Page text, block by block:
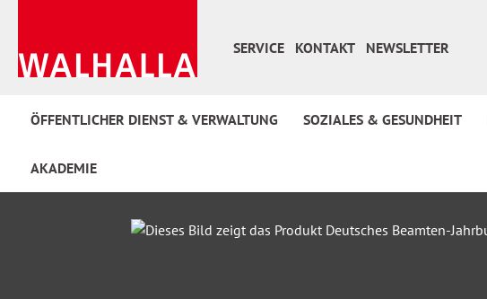
SERVICE
KONTAKT NEWSLETTER
ÖFFENTLICHER DIENST & VERWALTUNG SOZIALES & GESUNDHEIT
AKADEMIE
Bildergalerie überspringen